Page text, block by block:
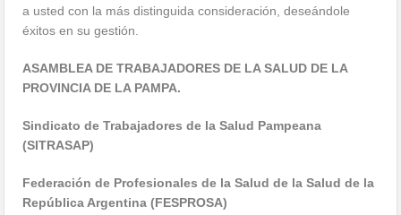
a usted con la más distinguida consideración, deseándole
éxitos en su gestión.
ASAMBLEA DE TRABAJADORES DE LA SALUD DE LA
PROVINCIA DE LA PAMPA.
Sindicato de Trabajadores de la Salud Pampeana
(SITRASAP)
Federación de Profesionales de la Salud de la Salud de la
República Argentina (FESPROSA)